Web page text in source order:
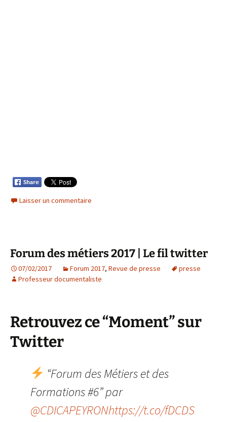
Laisser un commentaire
Forum des métiers 2017 | Le fil twitter
07/02/2017 Forum 2017, Revue de presse
presse
Professeur documentaliste
Retrouvez ce “Moment” sur
Twitter
“Forum des Métiers et des
Formations #6” par
@CDICAPEYRONhttps://t.co/fDCDS